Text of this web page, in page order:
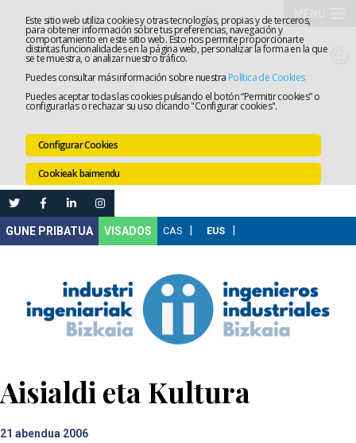
Este sitio web utiliza cookies y otras tecnologías, propias y de terceros,
para obtener información sobre tus preferencias, navegación y
comportamiento en este sitio web. Esto nos permite proporcionarte
distintas funcionalidades en la página web, personalizar la forma en la que
se te muestra, o analizar nuestro tráfico.
Puedes consultar más información sobre nuestra Política de Cookies
Puedes aceptar todas las cookies pulsando el botón “Permitir cookies” o
configurarlas o rechazar su uso clicando "Configurar cookies".
Configurar Cookies
Cookieak baimendu
VISADOS
Aisialdi eta Kultura
21 abendua 2006
Elkargoa
Lanaren
Leihatila